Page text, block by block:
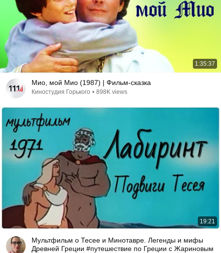
1:35:37
Мио, мой Мио (1987) | Фильм-сказка
Киностудия Горького • 898K views
19:21
Мультфильм о Тесее и Минотавре. Легенды и мифы
Древней Греции #путешествие по Греции с Жариновым